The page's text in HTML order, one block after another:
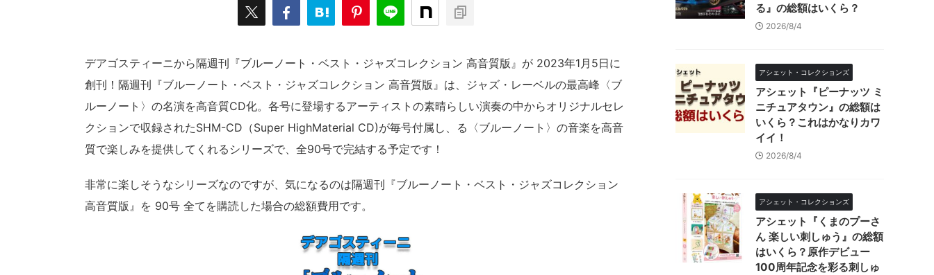
デアゴスティーニから隔週刊『ブルーノート・ベスト・ジャズコレクション 高音質版』が 2023年1月5日に
創刊！隔週刊『ブルーノート・ベスト・ジャズコレクション 高音質版』は、ジャズ・レーベルの最高峰〈ブ
ルーノート〉の名演を高音質CD化。各号に登場するアーティストの素晴らしい演奏の中からオリジナルセレ
クションで収録されたSHM-CD（Super HighMaterial CD)が毎号付属し、る〈ブルーノート〉の音楽を高音
質で楽しみを提供してくれるシリーズで、全90号で完結する予定です！
非常に楽しそうなシリーズなのですが、気になるのは隔週刊『ブルーノート・ベスト・ジャズコレクション
高音質版』を 90号 全てを購読した場合の総額費用です。
る』の総額はいくら？
2026/8/4
アシェット・コレクションズ
アシェット『ピーナッツ ミ
ニチュアタウン』の総額は
いくら？これはかなりカワ
イイ！
2026/8/4
アシェット・コレクションズ
アシェット『くまのプーさ
ん 楽しい刺しゅう』の総額
はいくら？原作デビュー
100周年記念を彩る刺しゅ